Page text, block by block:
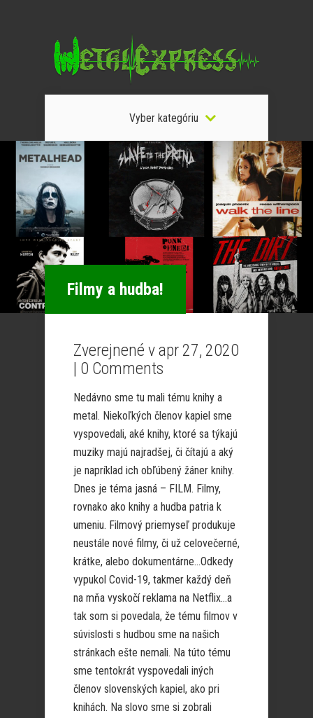
Vyber kategóriu
Filmy a hudba!
Zverejnené v apr 27, 2020
| 0 Comments
Nedávno sme tu mali tému knihy a
metal. Niekoľkých členov kapiel sme
vyspovedali, aké knihy, ktoré sa týkajú
muziky majú najradšej, či čítajú a aký
je napríklad ich obľúbený žáner knihy.
Dnes je téma jasná – FILM. Filmy,
rovnako ako knihy a hudba patria k
umeniu. Filmový priemyseľ produkuje
neustále nové filmy, či už celovečerné,
krátke, alebo dokumentárne…Odkedy
vypukol Covid-19, takmer každý deň
na mňa vyskočí reklama na Netflix…a
tak som si povedala, že tému filmov v
súvislosti s hudbou sme na našich
stránkach ešte nemali. Na túto tému
sme tentokrát vyspovedali iných
členov slovenských kapiel, ako pri
knihách. Na slovo sme si zobrali